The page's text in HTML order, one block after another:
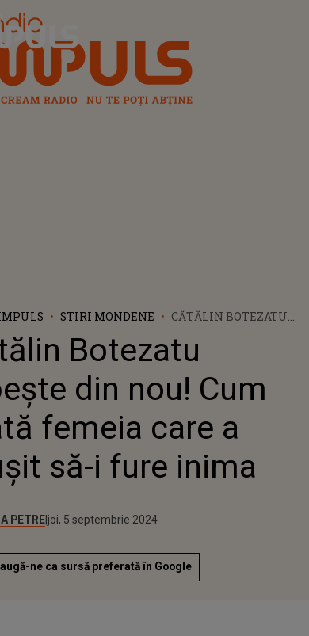
STIRI MONDENE
CĂTĂLIN BOTEZATU
ARATĂ FEMEIA CARE A
REUȘIT SĂ-I FURE
INIMA
Botezatu
din nou! Cum
femeia care a
să-i fure inima
PETREPublicat:
marți, 5 septembrie 2023
Actualizat:
joi, 5 septembrie 2024
ne ca sursă preferată în Google